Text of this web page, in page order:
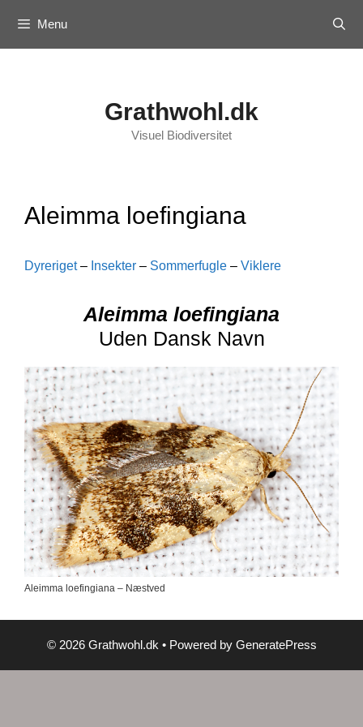
content
Menu
Grathwohl.dk
Visuel Biodiversitet
Aleimma loefingiana
Dyreriget– Insekter – Sommerfugle – Viklere
Aleimma loefingiana
Uden Dansk Navn
Aleimma loefingiana – Næstved
© 2026 Grathwohl.dk • Powered by GeneratePress